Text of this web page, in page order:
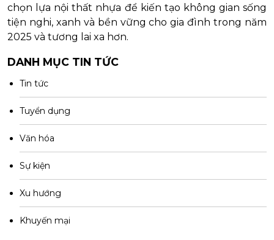
chọn lựa nội thất nhựa để kiến tạo không gian sống
tiện nghi, xanh và bền vững cho gia đình trong năm
2025 và tương lai xa hơn.
DANH MỤC TIN TỨC
Tin tức
Tuyển dụng
Văn hóa
Sự kiện
Xu hướng
Khuyến mại